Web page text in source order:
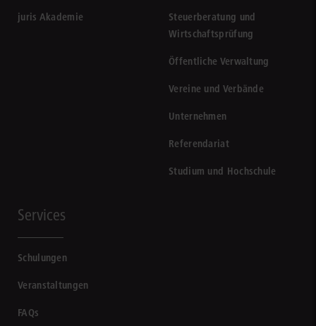
juris Akademie
Steuerberatung und
Wirtschaftsprüfung
Öffentliche Verwaltung
Vereine und Verbände
Unternehmen
Referendariat
Studium und Hochschule
Services
Schulungen
Veranstaltungen
FAQs